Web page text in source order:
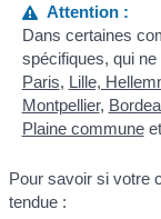
Attention :
Dans certaines
spécifiques, qui
Paris, Lille,
Montpellier,
Plaine communeet
Pour savoir si votre
tendue :